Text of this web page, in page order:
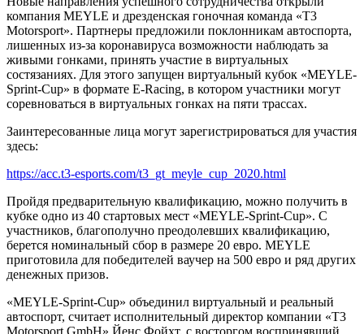
компания MEYLE и дрезденская гоночная команда «T3
Motorsport». Партнеры предложили поклонникам автоспорта,
лишенных из-за коронавируса возможности наблюдать за
живыми гонками, принять участие в виртуальных
состязаниях. Для этого запущен виртуальный кубок «MEYLE-
Sprint-Cup» в формате E-Racing, в котором участники могут
соревноваться в виртуальных гонках на пяти трассах.
Заинтересованные лица могут зарегистрироваться для участия
здесь:
https://acc.t3-esports.com/t3_gt_meyle_cup_2020.html
Пройдя предварительную квалификацию, можно получить в
кубке одно из 40 стартовых мест «MEYLE-Sprint-Cup». С
участников, благополучно преодолевших квалификацию,
берется номинальный сбор в размере 20 евро. MEYLE
приготовила для победителей ваучер на 500 евро и ряд других
денежных призов.
«MEYLE-Sprint-Cup» объединил виртуальный и реальный
автоспорт, считает исполнительный директор компании «T3
Motorsport GmbH» Йенс Фойхт, с восторгом воспринявший